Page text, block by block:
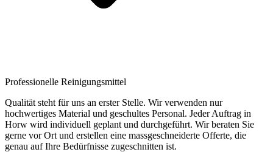
Professionelle Reinigungsmittel
Qualität steht für uns an erster Stelle. Wir verwenden nur
hochwertiges Material und geschultes Personal. Jeder Auftrag in
Horw wird individuell geplant und durchgeführt. Wir beraten Sie
gerne vor Ort und erstellen eine massgeschneiderte Offerte, die
genau auf Ihre Bedürfnisse zugeschnitten ist.